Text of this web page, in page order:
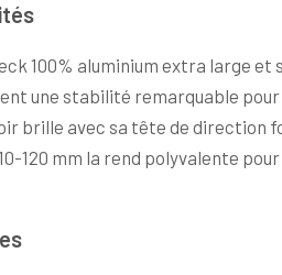
100% aluminium extra large et
une stabilité remarquable
brille avec sa tête de direction
120 mm la rend polyvalente